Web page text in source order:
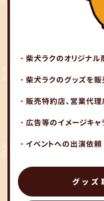
・柴犬ラクのオリジナ
・柴犬ラクのグッズを販
・販売特約店、営業代理
・広告等のイメージキ
・イベントへの出演依頼
グッズ